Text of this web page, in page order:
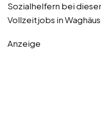
Sozialhelfern bei
Vollzeitjobs in
Anzeige